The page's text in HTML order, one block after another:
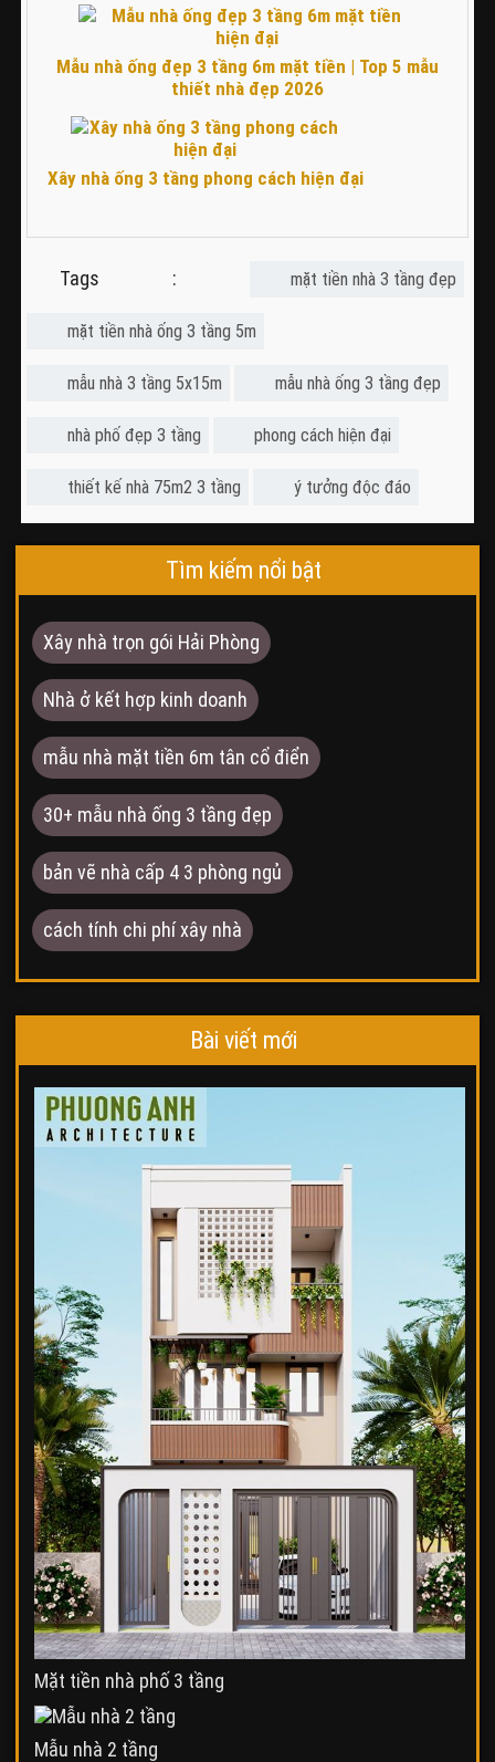
Mẫu nhà ống đẹp 3 tầng 6m mặt tiền | Top 5 mẫu
thiết nhà đẹp 2026
Xây nhà ống 3 tầng phong cách hiện đại
Tags : mặt tiền nhà 3 tầng đẹp
mặt tiền nhà ống 3 tầng 5m
mẫu nhà 3 tầng 5x15m mẫu nhà ống 3 tầng đẹp
nhà phố đẹp 3 tầng phong cách hiện đại
thiết kế nhà 75m2 3 tầng ý tưởng độc đáo
Tìm kiếm nổi bật
Xây nhà trọn gói Hải Phòng
Nhà ở kết hợp kinh doanh
mẫu nhà mặt tiền 6m tân cổ điển
30+ mẫu nhà ống 3 tầng đẹp
bản vẽ nhà cấp 4 3 phòng ngủ
cách tính chi phí xây nhà
Bài viết mới
Mặt tiền nhà phố 3 tầng
Mẫu nhà 2 tầng